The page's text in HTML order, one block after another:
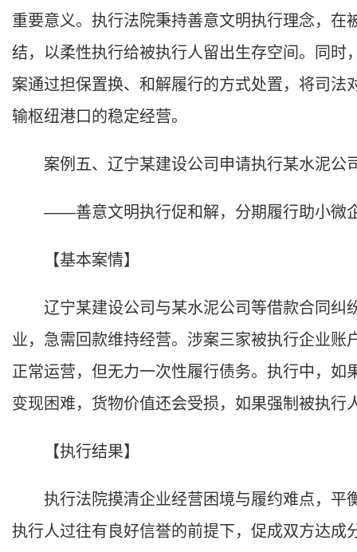
重要意义。执行法院秉持善意文明执行理念，
结，以柔性执行给被执行人留出生存空间。同
案通过担保置换、和解履行的方式处置，将司
输枢纽港口的稳定经营。
案例五、辽宁某建设公司申请执行某水泥公
——善意文明执行促和解，分期履行助小微
【基本案情】
辽宁某建设公司与某水泥公司等借款合同纠
业，急需回款维持经营。涉案三家被执行企业
正常运营，但无力一次性履行债务。执行中，
变现困难，货物价值还会受损，如果强制被执行
【执行结果】
执行法院摸清企业经营困境与履约难点，平
执行人过往有良好信誉的前提下，促成双方达